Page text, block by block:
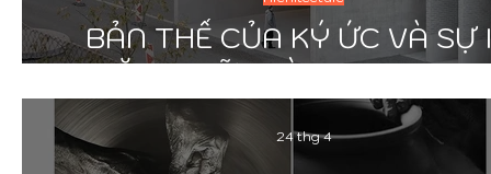
BẢN THỂ CỦA KÝ ỨC VÀ SỰ
LẶNG GIỮA LÒNG
24 thg 4